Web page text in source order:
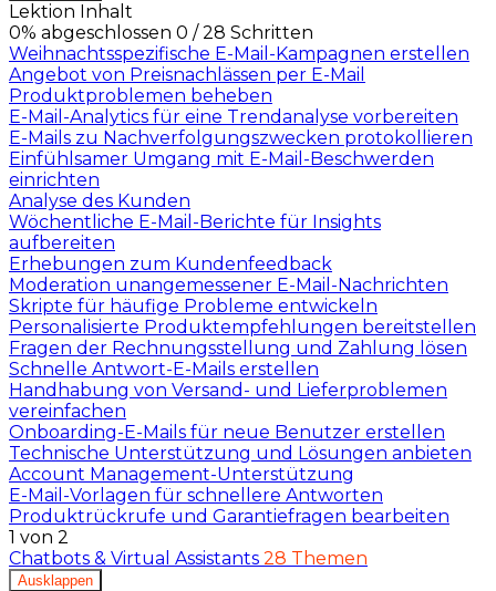
Lektion Inhalt
0% abgeschlossen 0 / 28 Schritten
Weihnachtsspezifische E-Mail-Kampagnen erstellen
Angebot von Preisnachlässen per E-Mail
Produktproblemen beheben
E-Mail-Analytics für eine Trendanalyse vorbereiten
E-Mails zu Nachverfolgungszwecken protokollieren
Einfühlsamer Umgang mit E-Mail-Beschwerden
einrichten
Analyse des Kunden
Wöchentliche E-Mail-Berichte für Insights
aufbereiten
Erhebungen zum Kundenfeedback
Moderation unangemessener E-Mail-Nachrichten
Skripte für häufige Probleme entwickeln
Personalisierte Produktempfehlungen bereitstellen
Fragen der Rechnungsstellung und Zahlung lösen
Schnelle Antwort-E-Mails erstellen
Handhabung von Versand- und Lieferproblemen
vereinfachen
Onboarding-E-Mails für neue Benutzer erstellen
Technische Unterstützung und Lösungen anbieten
Account Management-Unterstützung
E-Mail-Vorlagen für schnellere Antworten
Produktrückrufe und Garantiefragen bearbeiten
1 von 2
Chatbots & Virtual Assistants 28 Themen
Ausklappen